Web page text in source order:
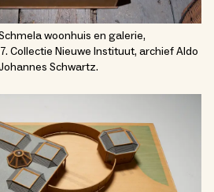
woonhuis en galerie,
Collectie Nieuwe Instituut, archief Aldo
Schwartz.